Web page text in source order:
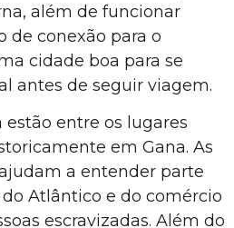
além de funcionar
de conexão para o
cidade boa para se
antes de seguir viagem.
estão entre os lugares
em Gana. As
a entender parte
Atlântico e do comércio
escravizadas. Além do